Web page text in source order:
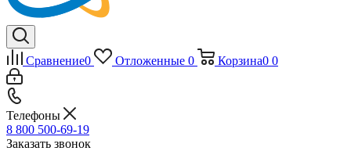
Сравнение0 Отложенные 0 Корзина0 0
Телефоны
8 800 500-69-19
Заказать звонок